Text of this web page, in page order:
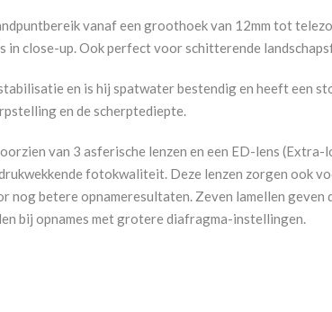
vanaf een groothoek van 12mm tot
close-up. Ook perfect voor schitterende
en is hij spatwater bestendig en heeft een
en de scherptediepte.
van 3 asferische lenzen en een ED-lens
fotokwaliteit. Deze lenzen zorgen ook
nog betere opnameresultaten. Zeven lamellen geven
bij opnames met grotere diafragma-instellingen.